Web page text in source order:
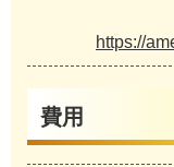
https://
費用